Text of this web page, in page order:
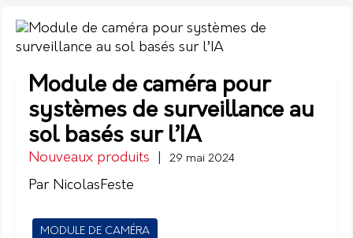
Module de caméra pour
systèmes de surveillance au
sol basés sur l’IA
Nouveaux produits 29 mai 2024
Par NicolasFeste
MODULE DE CAMÉRA